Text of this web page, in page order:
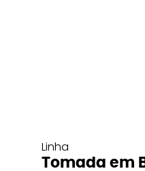
Linha
Tomada em